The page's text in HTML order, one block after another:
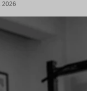
2026